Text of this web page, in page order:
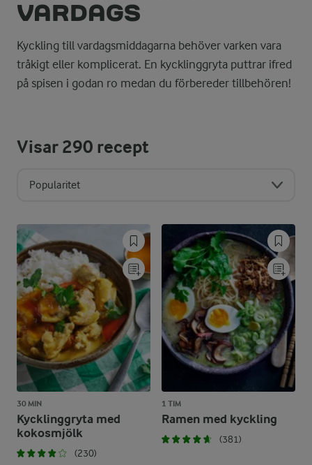
VARDAGS
Kyckling till vardagsmiddagarna behöver varken vara
tråkigt eller komplicerat. En kycklinggryta puttrar ifred
på spisen i godan ro medan du förbereder tillbehören!
Visar290 recept
Popularitet
30 MIN
Kycklinggryta med
kokosmjölk
(230)
1 TIM
Ramen med kyckling
(381)